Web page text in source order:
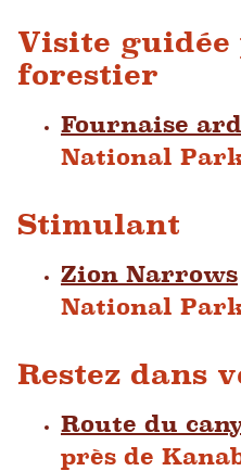
Visite
forestier
Fournaise
National
Stimulant
Zion Narrows
National
Restez dans
Route du
près de